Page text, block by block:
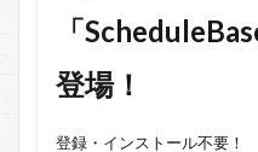
「
登場！
登録・インストール不要！